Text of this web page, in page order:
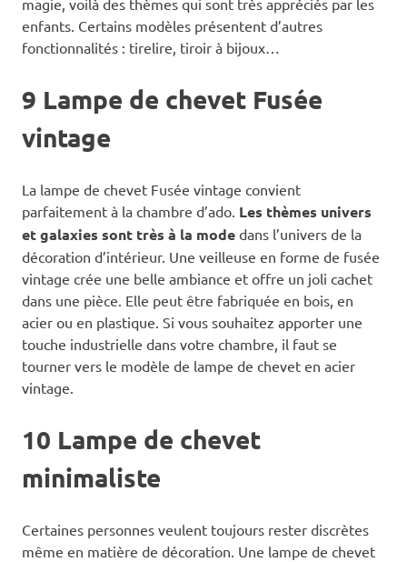
magie, voilà des thèmes qui sont très appréciés par les
enfants. Certains modèles présentent d’autres
fonctionnalités : tirelire, tiroir à bijoux…
9 Lampe de chevet Fusée
vintage
La lampe de chevet Fusée vintage convient
parfaitement à la chambre d’ado. Les thèmes univers
et galaxies sont très à la mode dans l’univers de la
décoration d’intérieur. Une veilleuse en forme de fusée
vintage crée une belle ambiance et offre un joli cachet
dans une pièce. Elle peut être fabriquée en bois, en
acier ou en plastique. Si vous souhaitez apporter une
touche industrielle dans votre chambre, il faut se
tourner vers le modèle de lampe de chevet en acier
vintage.
10 Lampe de chevet
minimaliste
Certaines personnes veulent toujours rester discrètes
même en matière de décoration. Une lampe de chevet